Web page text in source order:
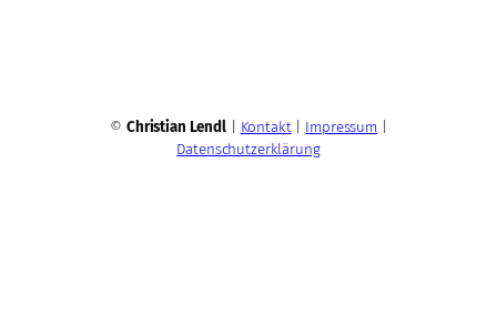
© Christian Lendl| Kontakt| Impressum
Datenschutzerklärung